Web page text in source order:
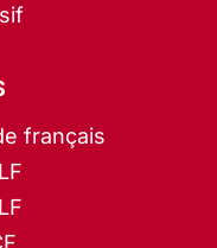
français